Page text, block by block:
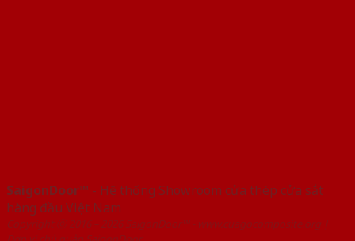
SaigonDoor™ - Hệ thống Showroom cửa thép cửa sắt
hàng đầu Việt Nam
Copyright ⓒ 2016 – 2026 SaigonDoor™ - www.cuagocomposite.org |